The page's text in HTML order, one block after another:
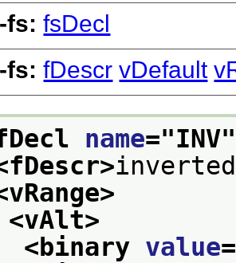
fs:fsDecl
fs:fDescr vDefault
name="INV
<vAlt>
<binary value